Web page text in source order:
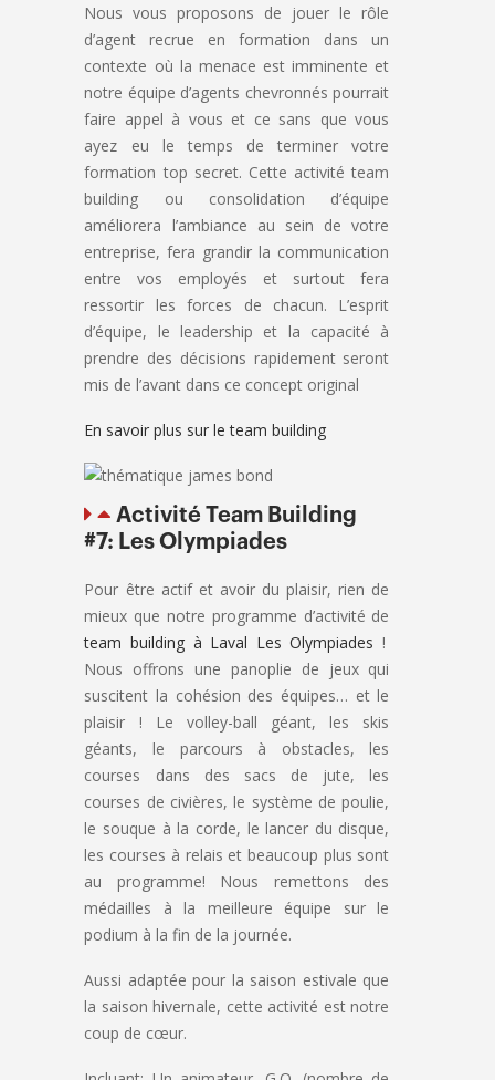
Nous vous proposons de jouer le rôle
d’agent recrue en formation dans un
contexte où la menace est imminente et
notre équipe d’agents chevronnés pourrait
faire appel à vous et ce sans que vous
ayez eu le temps de terminer votre
formation top secret. Cette activité team
building ou consolidation d’équipe
améliorera l’ambiance au sein de votre
entreprise, fera grandir la communication
entre vos employés et surtout fera
ressortir les forces de chacun. L’esprit
d’équipe, le leadership et la capacité à
prendre des décisions rapidement seront
mis de l’avant dans ce concept original
En savoir plus sur le team building
Activité Team Building
#7: Les Olympiades
Pour être actif et avoir du plaisir, rien de
mieux que notre programme d’activité de
team building à Laval Les Olympiades !
Nous offrons une panoplie de jeux qui
suscitent la cohésion des équipes… et le
plaisir ! Le volley-ball géant, les skis
géants, le parcours à obstacles, les
courses dans des sacs de jute, les
courses de civières, le système de poulie,
le souque à la corde, le lancer du disque,
les courses à relais et beaucoup plus sont
au programme! Nous remettons des
médailles à la meilleure équipe sur le
podium à la fin de la journée.
Aussi adaptée pour la saison estivale que
la saison hivernale, cette activité est notre
coup de cœur.